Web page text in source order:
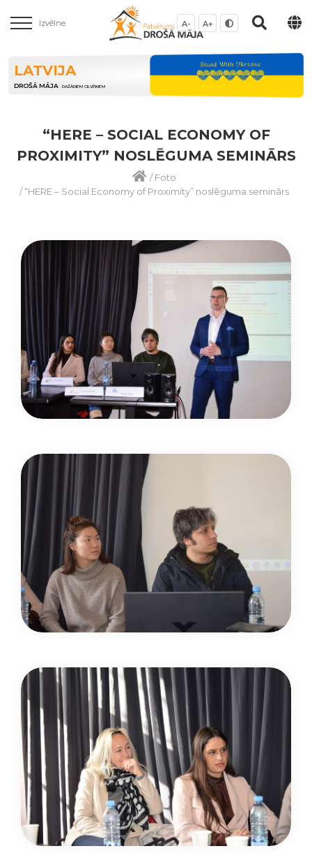
Izvēlne A- A+
LATVIJA
DROŠĀ MĀJA DAŽĀDIEM CILVĒKIEM
“HERE – SOCIAL ECONOMY OF
PROXIMITY” NOSLĒGUMA SEMINĀRS
/Foto
/“HERE – Social Economy of Proximity” noslēguma seminārs